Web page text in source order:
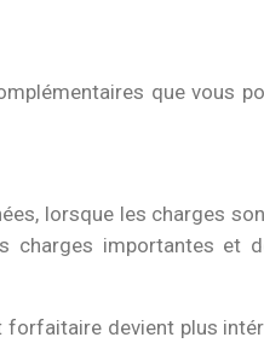
que vous
lorsque les charges
charges importantes et
forfaitaire devient plus